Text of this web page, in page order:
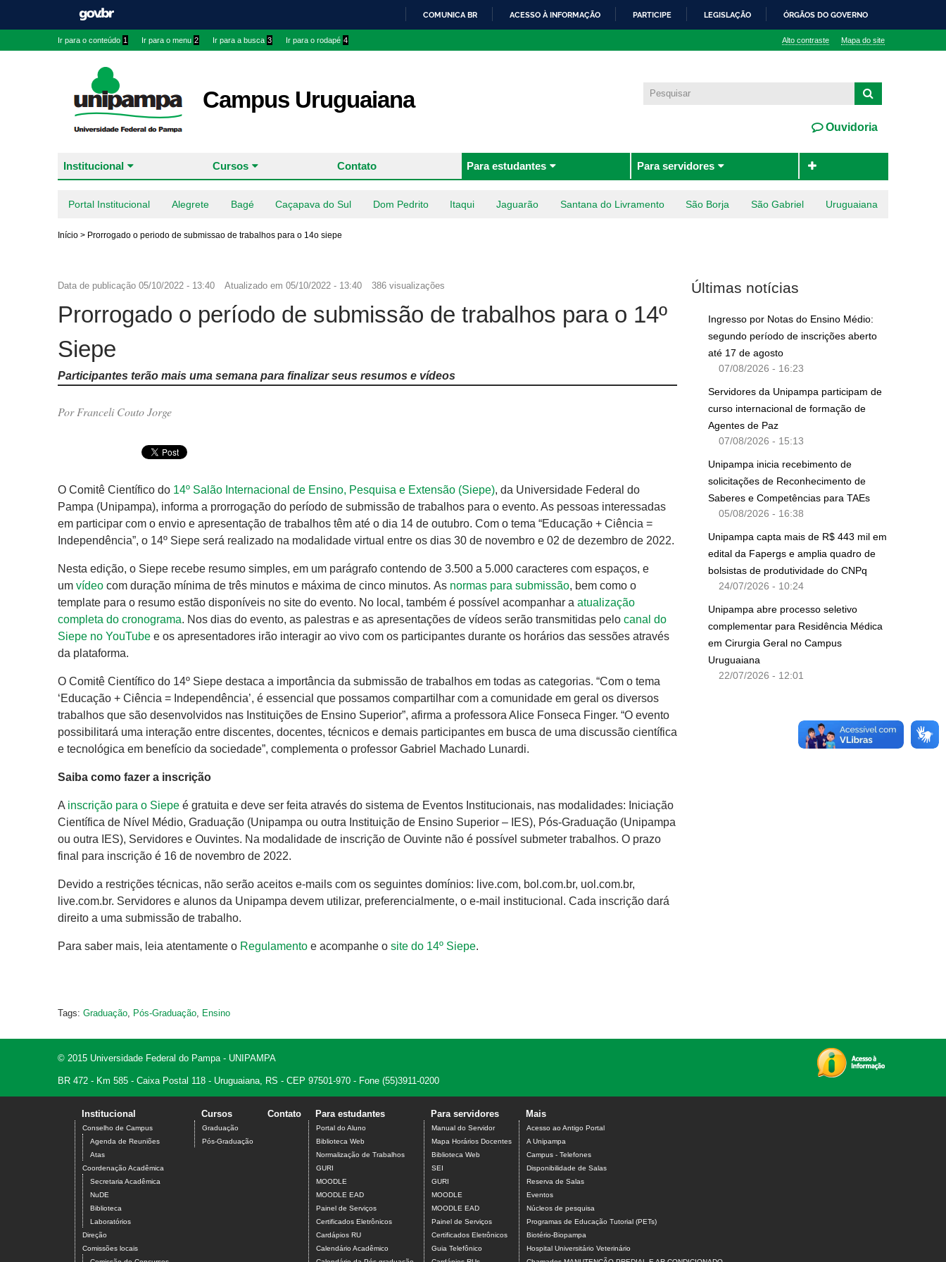
COMUNICA BR ACESSO À INFORMAÇÃO PARTICIPE LEGISLAÇÃO ÓRGÃOS DO GOVERNO
Ir para o conteúdo 1 Ir para o menu 2 Ir para a busca 3 Ir para o rodapé 4 Alto contraste Mapa do site
Campus Uruguaiana
Ouvidoria
Institucional Cursos Contato Para estudantes Para servidores
Portal Institucional Alegrete Bagé Caçapava do Sul Dom Pedrito Itaqui Jaguarão Santana do Livramento São Borja São Gabriel Uruguaiana
Início > Prorrogado o periodo de submissao de trabalhos para o 14o siepe
Data de publicação 05/10/2022 - 13:40 Atualizado em 05/10/2022 - 13:40 386 visualizações
Prorrogado o período de submissão de trabalhos para o 14º
Siepe
Participantes terão mais uma semana para finalizar seus resumos e vídeos
Por Franceli Couto Jorge
O Comitê Científico do 14º Salão Internacional de Ensino, Pesquisa e Extensão (Siepe), da Universidade Federal do
Pampa (Unipampa), informa a prorrogação do período de submissão de trabalhos para o evento. As pessoas interessadas
em participar com o envio e apresentação de trabalhos têm até o dia 14 de outubro. Com o tema “Educação + Ciência =
Independência”, o 14º Siepe será realizado na modalidade virtual entre os dias 30 de novembro e 02 de dezembro de 2022.
Nesta edição, o Siepe recebe resumo simples, em um parágrafo contendo de 3.500 a 5.000 caracteres com espaços, e
um vídeo com duração mínima de três minutos e máxima de cinco minutos. As normas para submissão, bem como o
template para o resumo estão disponíveis no site do evento. No local, também é possível acompanhar a atualização
completa do cronograma. Nos dias do evento, as palestras e as apresentações de vídeos serão transmitidas pelo canal do
Siepe no YouTube e os apresentadores irão interagir ao vivo com os participantes durante os horários das sessões através
da plataforma.
O Comitê Científico do 14º Siepe destaca a importância da submissão de trabalhos em todas as categorias. “Com o tema
‘Educação + Ciência = Independência’, é essencial que possamos compartilhar com a comunidade em geral os diversos
trabalhos que são desenvolvidos nas Instituições de Ensino Superior”, afirma a professora Alice Fonseca Finger. “O evento
possibilitará uma interação entre discentes, docentes, técnicos e demais participantes em busca de uma discussão científica
e tecnológica em benefício da sociedade”, complementa o professor Gabriel Machado Lunardi.
Saiba como fazer a inscrição
A inscrição para o Siepe é gratuita e deve ser feita através do sistema de Eventos Institucionais, nas modalidades: Iniciação
Científica de Nível Médio, Graduação (Unipampa ou outra Instituição de Ensino Superior – IES), Pós-Graduação (Unipampa
ou outra IES), Servidores e Ouvintes. Na modalidade de inscrição de Ouvinte não é possível submeter trabalhos. O prazo
final para inscrição é 16 de novembro de 2022.
Devido a restrições técnicas, não serão aceitos e-mails com os seguintes domínios: live.com, bol.com.br, uol.com.br,
live.com.br. Servidores e alunos da Unipampa devem utilizar, preferencialmente, o e-mail institucional. Cada inscrição dará
direito a uma submissão de trabalho.
Para saber mais, leia atentamente o Regulamento e acompanhe o site do 14º Siepe.
Tags: Graduação Pós-Graduação Ensino
Últimas notícias
Ingresso por Notas do Ensino Médio:
segundo período de inscrições aberto
até 17 de agosto
07/08/2026 - 16:23
Servidores da Unipampa participam de
curso internacional de formação de
Agentes de Paz
07/08/2026 - 15:13
Unipampa inicia recebimento de
solicitações de Reconhecimento de
Saberes e Competências para TAEs
05/08/2026 - 16:38
Unipampa capta mais de R$ 443 mil em
edital da Fapergs e amplia quadro de
bolsistas de produtividade do CNPq
24/07/2026 - 10:24
Unipampa abre processo seletivo
complementar para Residência Médica
em Cirurgia Geral no Campus
Uruguaiana
22/07/2026 - 12:01
© 2015 Universidade Federal do Pampa - UNIPAMPA
BR 472 - Km 585 - Caixa Postal 118 - Uruguaiana, RS - CEP 97501-970 - Fone (55)3911-0200
Institucional
Conselho de Campus
Agenda de Reuniões
Atas
Coordenação Acadêmica
Secretaria Acadêmica
NuDE
Biblioteca
Laboratórios
Direção
Comissões locais
Cursos
Graduação
Pós-Graduação
Contato Para estudantes
Portal do Aluno
Biblioteca Web
Normalização de Trabalhos
GURI
MOODLE
MOODLE EAD
Painel de Serviços
Certificados Eletrônicos
Cardápios RU
Calendário Acadêmico
Para servidores
Manual do Servidor
Mapa Horários Docentes
Biblioteca Web
SEI
GURI
MOODLE
MOODLE EAD
Painel de Serviços
Certificados Eletrônicos
Guia Telefônico
Mais
Acesso ao Antigo Portal
A Unipampa
Campus - Telefones
Disponibilidade de Salas
Reserva de Salas
Eventos
Núcleos de pesquisa
Programas de Educação Tutorial (PETs)
Biotério-Biopampa
Hospital Universitário Veterinário